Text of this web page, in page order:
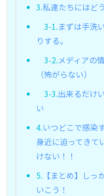
3.私達たちにはど
3-1.まずは手洗
りする。
3-2.メディアの
（怖がらない）
3-3.出来るだけ
い
4.いつどこで感染
身近に迫ってきて
けない！！
5. 【まとめ】し
いこう！